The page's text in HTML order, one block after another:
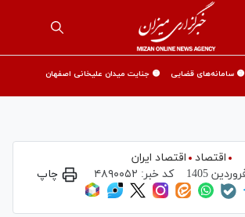
🟡 سامانه‌های قضایی 🟡 جنایت میدان علیخانی اصفهان
اقتصاد
اقتصاد ایران
کد خبر: ۴۸۹۰۰۵۲ چاپ